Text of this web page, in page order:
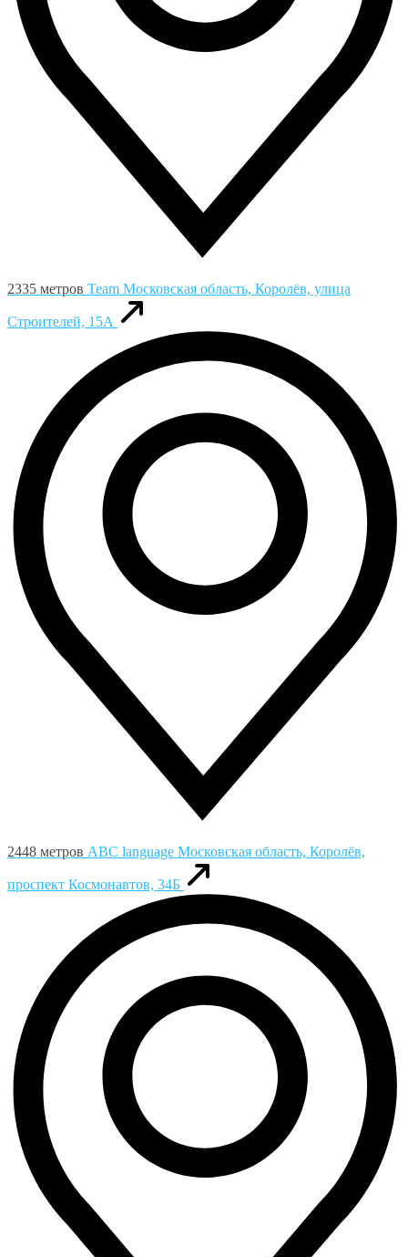
2335 метров Team Московская область, Королёв, улица
Строителей, 15А
2448 метров ABC language Московская область, Королёв,
проспект Космонавтов, 34Б